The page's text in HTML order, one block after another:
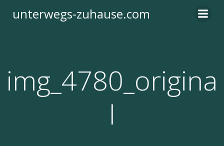
Inhalt
unterwegs-zuhause.com
img_4780_origina
l